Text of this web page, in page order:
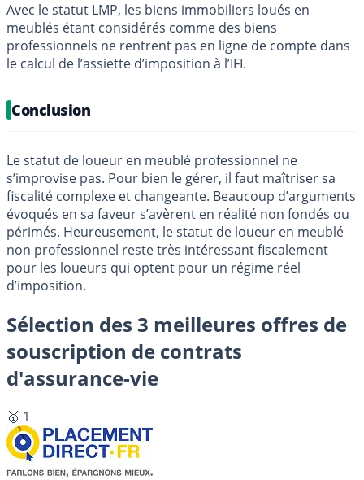
Avec le statut LMP, les biens immobiliers loués en
meublés étant considérés comme des biens
professionnels ne rentrent pas en ligne de compte dans
le calcul de l’assiette d’imposition à l’IFI.
Conclusion
Le statut de loueur en meublé professionnel ne
s’improvise pas. Pour bien le gérer, il faut maîtriser sa
fiscalité complexe et changeante. Beaucoup d’arguments
évoqués en sa faveur s’avèrent en réalité non fondés ou
périmés. Heureusement, le statut de loueur en meublé
non professionnel reste très intéressant fiscalement
pour les loueurs qui optent pour un régime réel
d’imposition.
Sélection des 3 meilleures offres de
souscription de contrats
d'assurance-vie
🥇 1